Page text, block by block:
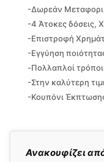
Ανακουφίζει
-Δωρεάν
-4 Άτοκες δόσεις,
-Επιστροφή
-Εγγύηση
-Πολλαπλοί
-Στην καλύτερη
-Κουπόνι